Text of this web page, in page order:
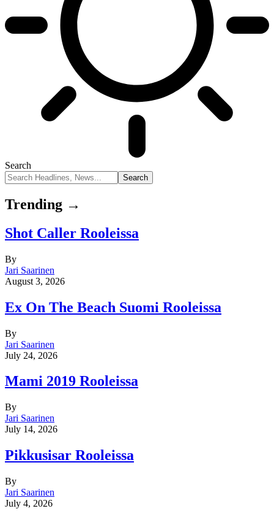
Search
Trending →
Shot Caller Rooleissa
By
Jari Saarinen
August 3, 2026
Ex On The Beach Suomi Rooleissa
By
Jari Saarinen
July 24, 2026
Mami 2019 Rooleissa
By
Jari Saarinen
July 14, 2026
Pikkusisar Rooleissa
By
Jari Saarinen
July 4, 2026